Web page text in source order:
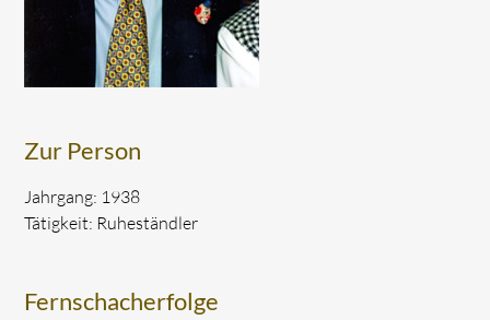
Zur Person
Jahrgang: 1938
Tätigkeit: Ruheständler
Fernschacherfolge